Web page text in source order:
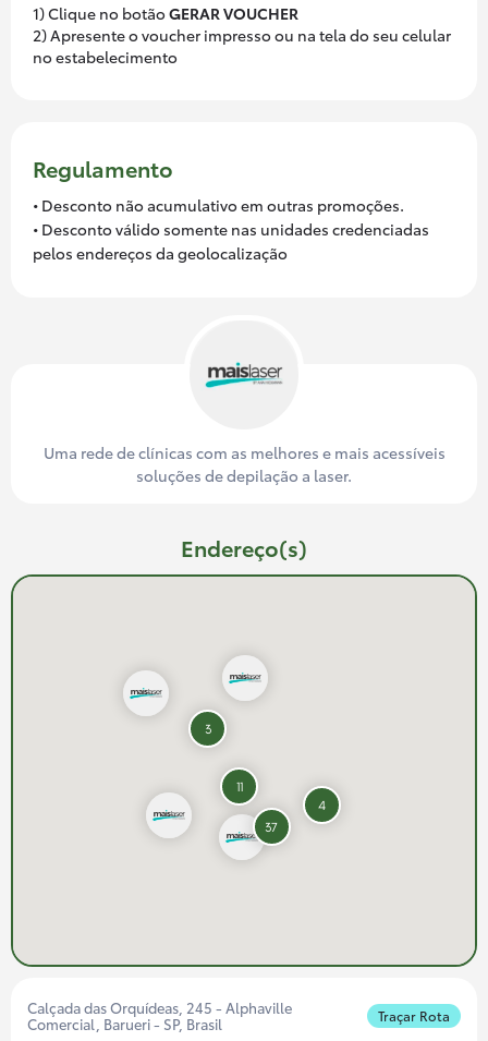
1) Clique no botãoGERAR VOUCHER
2) Apresente o voucher impresso ou na tela do seu celular
no estabelecimento
Regulamento
• Desconto não acumulativo em outras promoções.
• Desconto válido somente nas unidades credenciadas
pelos endereços da geolocalização
Uma rede de clínicas com as melhores e mais acessíveis
soluções de depilação a laser.
Endereço(s)
37
11
3
4
Calçada das Orquídeas, 245 - Alphaville
Comercial, Barueri - SP, Brasil
Traçar Rota